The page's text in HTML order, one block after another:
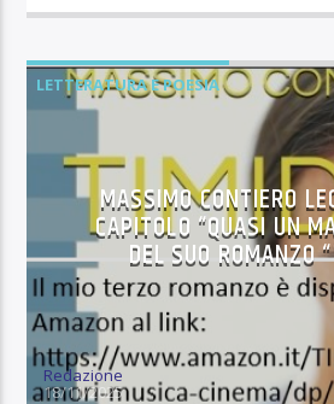
LETTERATURA E POESIA
MASSIMO CONTIERO
CAPITOLO “QUASI UN
DEL SUO ROMANZO
Redazione
18/11/2025